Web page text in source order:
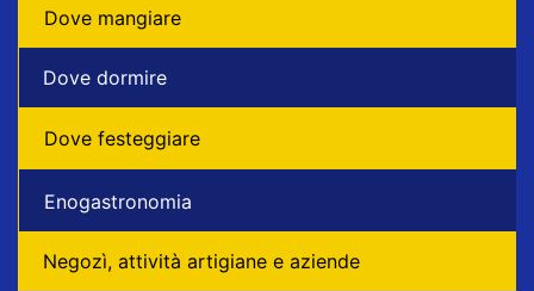
Dove mangiare
Dove dormire
Dove festeggiare
Enogastronomia
Negozì, attività artigiane e aziende